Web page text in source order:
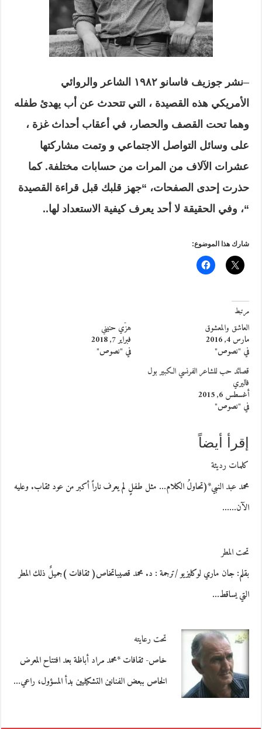
–
نشر جوزيف فاسانو ١٩٨٢ الشاعر والروائي
الأمريكي هذه القصيدة ، التي تتحدث عن أب يهدئ طفله
وهما تحت القصف والحصار، في أعقاب أحداث غزة ،
على وسائل التواصل الاجتماعي و وتمت مشاركتها
عشرات الآلاف من المرات من حسابات مختلفة. كما
حذرت إحدى الصفحات، “جهز قلبك قبل قراءة القصيدة
“، وفي الحقيقة لا أحد يعرف كيفية الاستعداد لها..
شارك هذا الموضوع:
مرتبط
العاشق والمعشوق
مارس 4, 2016
في "نصوص"
هزّي حنيني
فبراير 7, 2018
في "نصوص"
قصائد حب للشاعر الفرنسي الكبير بول
فاليري
أغسطس 6, 2015
في "نصوص"
إقرأ أيضاً
كلمات رديئة
محمد عبد النبي*(تحاولُ الكلام… مثل طفلٍ لم يعرف ناراً أكبر من عود ثقاب. وعليه
الآن……
تحت المطر
بقلم: جان ماري لوكليزيو /ترجمة : د. محمد قصيباتخاص( ثقافات )جميلٌ ذلك المطر
التي يساقط…
تحت رعايته
خاص- ثقافات *محمد مراد أباظة بعد افتتاح المعرض
الخاص ببعض الفنانين التشكيليين بدأ المسؤول، راعي…